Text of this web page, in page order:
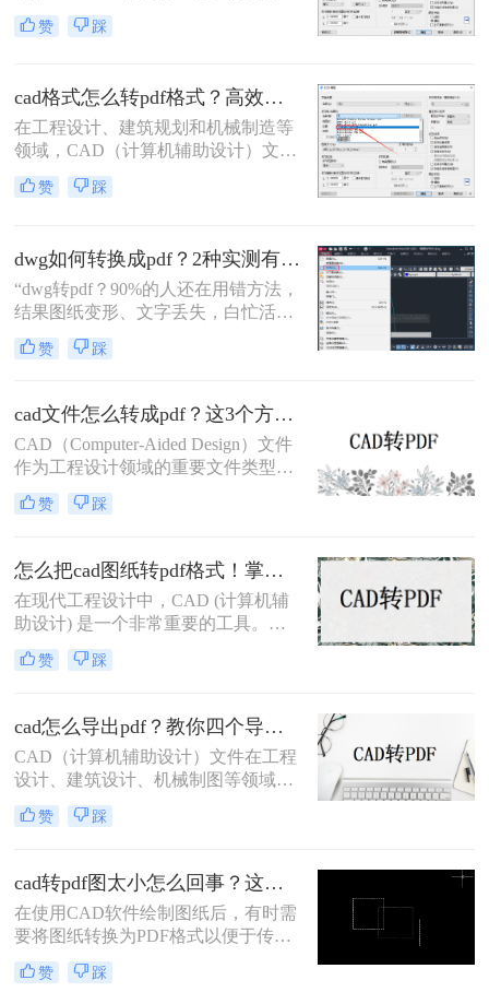
件，其生成的DWG文件是工作的核
心。然而，在文件交付、图纸审查、
的特性，成为了无可替代的交换媒
介。掌握在AutoCAD中高效、高质量
地导出PDF，是每一位CAD用户的必
备技能。那么cad怎么导出pdf格式
呢？
赞 踩
cad格式怎么转pdf格式？高效的五大方法详解！
在工程设计、建筑规划和机械制造等
领域，CAD（计算机辅助设计）文件
是传递设计思想的核心载体。然而，
当需要向客户、评审方或非技术背景
是最佳选择。此时，PDF（便携式文
档格式）以其跨平台、格式固定、易
于查看且体积小巧的优势，成为分享
和归档图纸的首选。
赞 踩
dwg如何转换成pdf？2种实测有效技巧，精准无损告别格式混乱！
“dwg转pdf？90%的人还在用错方法，
结果图纸变形、文字丢失，白忙活一
整天！”在IT、设计与工程领域，dwg
文件转pdf是职场日常刚需。但你是否
糊、甚至关键标注消失？根据行业调
研，超70%的办公人群因转换工具不
靠谱，每天浪费15分钟以上处理格式
问题。
赞 踩
cad文件怎么转成pdf？这3个方法可以一试！
CAD（Computer-Aided Design）文件
作为工程设计领域的重要文件类型，
经常需要转换为PDF（Portable
Document Format）格式以便于共享、
pdf呢？本文将介绍三种将CAD文件
转换为PDF的高效方法。
赞 踩
怎么把cad图纸转pdf格式！掌握这3种方法就可以
在现代工程设计中，CAD (计算机辅
助设计) 是一个非常重要的工具。
CAD软件允许工程师们创建准确且详
细的图纸，以便进行设计和分析。然
转换为PDF格式，以便与他人共享或
打印。现在让我们来探讨一下怎么把
cad图纸转pdf格式。
赞 踩
cad怎么导出pdf？教你四个导出方法！
CAD（计算机辅助设计）文件在工程
设计、建筑设计、机械制图等领域中
扮演着重要角色。有时，我们需要将
这些CAD文件导出为PDF格式，以便
享。那么cad怎么导出pdf呢？本文将
介绍四种将CAD文件导出为PDF的方
法。
赞 踩
cad转pdf图太小怎么回事？这两个方法很不错！
在使用CAD软件绘制图纸后，有时需
要将图纸转换为PDF格式以便于传输
和查看。然而，在转换过程中，有时
会遇到CAD转PDF图太小的问题。这
赞 踩